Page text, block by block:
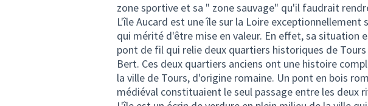
zone sportive et sa " zone sauvage" qu'il faudrait
L'île Aucard est une île sur la Loire exceptionnellement
qui mérité d'être mise en valeur. En effet, sa situation
pont de fil qui relie deux quartiers historiques de
Bert. Ces deux quartiers anciens ont une histoire
la ville de Tours, d'origine romaine. Un pont en bois
médiéval constituaient le seul passage entre les deux